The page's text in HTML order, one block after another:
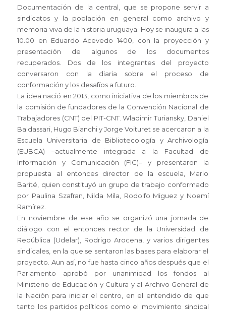
Documentación de la central, que se propone servir a
sindicatos y la población en general como archivo y
memoria viva de la historia uruguaya. Hoy se inaugura a las
10.00 en Eduardo Acevedo 1400, con la proyección y
presentación de algunos de los documentos
recuperados. Dos de los integrantes del proyecto
conversaron con la diaria sobre el proceso de
conformación y los desafíos a futuro.
La idea nació en 2013, como iniciativa de los miembros de
la comisión de fundadores de la Convención Nacional de
Trabajadores (CNT) del PIT-CNT. Wladimir Turiansky, Daniel
Baldassari, Hugo Bianchi y Jorge Voituret se acercaron a la
Escuela Universitaria de Bibliotecología y Archivología
(EUBCA) –actualmente integrada a la Facultad de
Información y Comunicación (FIC)– y presentaron la
propuesta al entonces director de la escuela, Mario
Barité, quien constituyó un grupo de trabajo conformado
por Paulina Szafran, Nilda Mila, Rodolfo Miguez y Noemí
Ramírez.
En noviembre de ese año se organizó una jornada de
diálogo con el entonces rector de la Universidad de
República (Udelar), Rodrigo Arocena, y varios dirigentes
sindicales, en la que se sentaron las bases para elaborar el
proyecto. Aun así, no fue hasta cinco años después que el
Parlamento aprobó por unanimidad los fondos al
Ministerio de Educación y Cultura y al Archivo General de
la Nación para iniciar el centro, en el entendido de que
tanto los partidos políticos como el movimiento sindical